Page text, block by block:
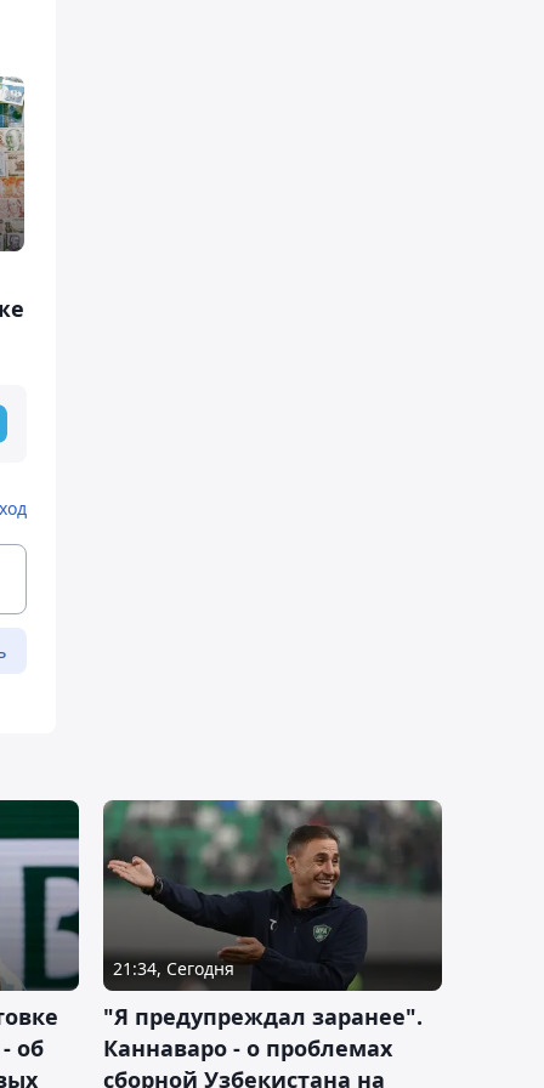
об
21:34, Сегодня
"Я предупреждал заранее".
Каннаваро - о проблемах
сборной Узбекистана на